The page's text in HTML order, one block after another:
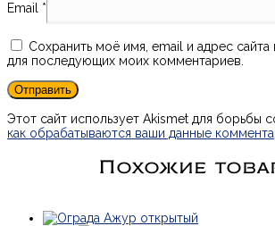
Email *
Сохранить моё имя, email и адрес
для последующих моих комментариев.
Этот сайт использует Akismet для борьбы
как обрабатываются ваши данные
Похожие